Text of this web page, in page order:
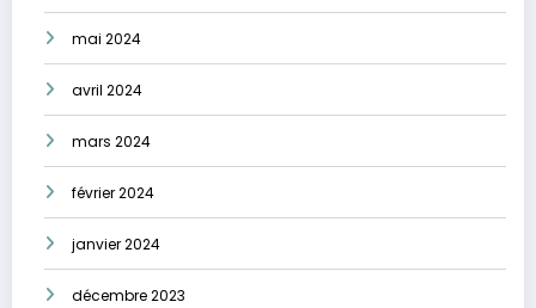
mai 2024
avril 2024
mars 2024
février 2024
janvier 2024
décembre 2023